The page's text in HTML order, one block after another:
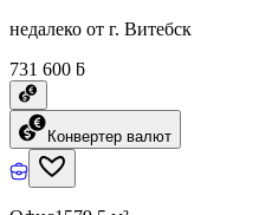
недалеко от г. Витебск
731 600 ƃ
Конвертер валют